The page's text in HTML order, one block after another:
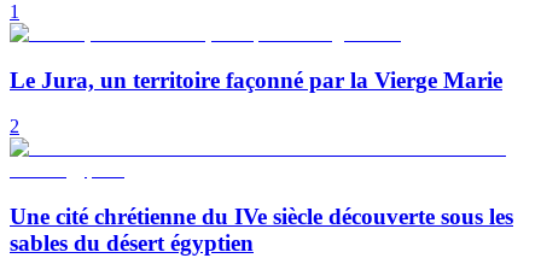
1
Le Jura, un territoire façonné par la Vierge Marie
2
Une cité chrétienne du IVe siècle découverte sous les
sables du désert égyptien